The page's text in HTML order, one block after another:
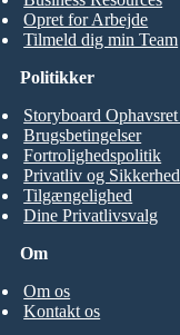
Opret for Arbejde
Tilmeld dig min Team
Om
Om os
Kontakt os
Politikker
Storyboard
Brugsbetingelser
Fortrolighedspolitik
Privatliv og
Tilgængelighed
Dine Privatlivsvalg